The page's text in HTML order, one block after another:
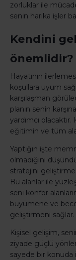
zorluklar ile
senin harika işler
Kendini
önemlidir?
Hayatının
koşullara uyum
karşılaşman
planın senin
yardımcı
eğitimin ve tüm
Yaptığın işte
olmadığını
stratejini
Bu alanlar ile
seni konfor
büyümene ve
geliştirmeni sağlar.
Kişisel gelişim,
ziyade güçlü
sayede bir